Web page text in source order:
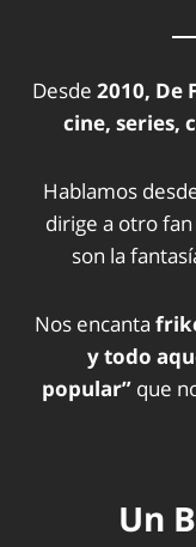
Desde 2010, De
cine, series,
Hablamos
dirige a otro
son la
Nos encanta
y todo
popular” que
Un